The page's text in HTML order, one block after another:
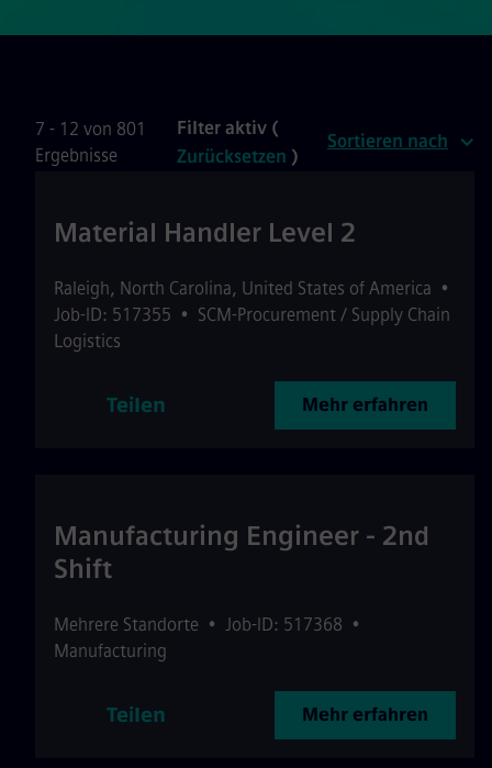
7 - 12 von 801
Ergebnisse
Filter aktiv (
Zurücksetzen )
Sortieren nach
Material Handler Level 2
Raleigh, North Carolina, United States of America •
Job-ID: 517355 • SCM-Procurement / Supply Chain
Logistics
Teilen Mehr erfahren
Manufacturing Engineer - 2nd
Shift
Mehrere Standorte • Job-ID: 517368 •
Manufacturing
Teilen Mehr erfahren